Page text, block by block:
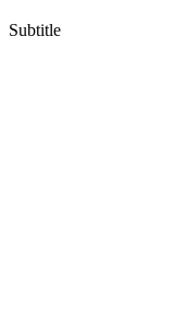
Subtitle